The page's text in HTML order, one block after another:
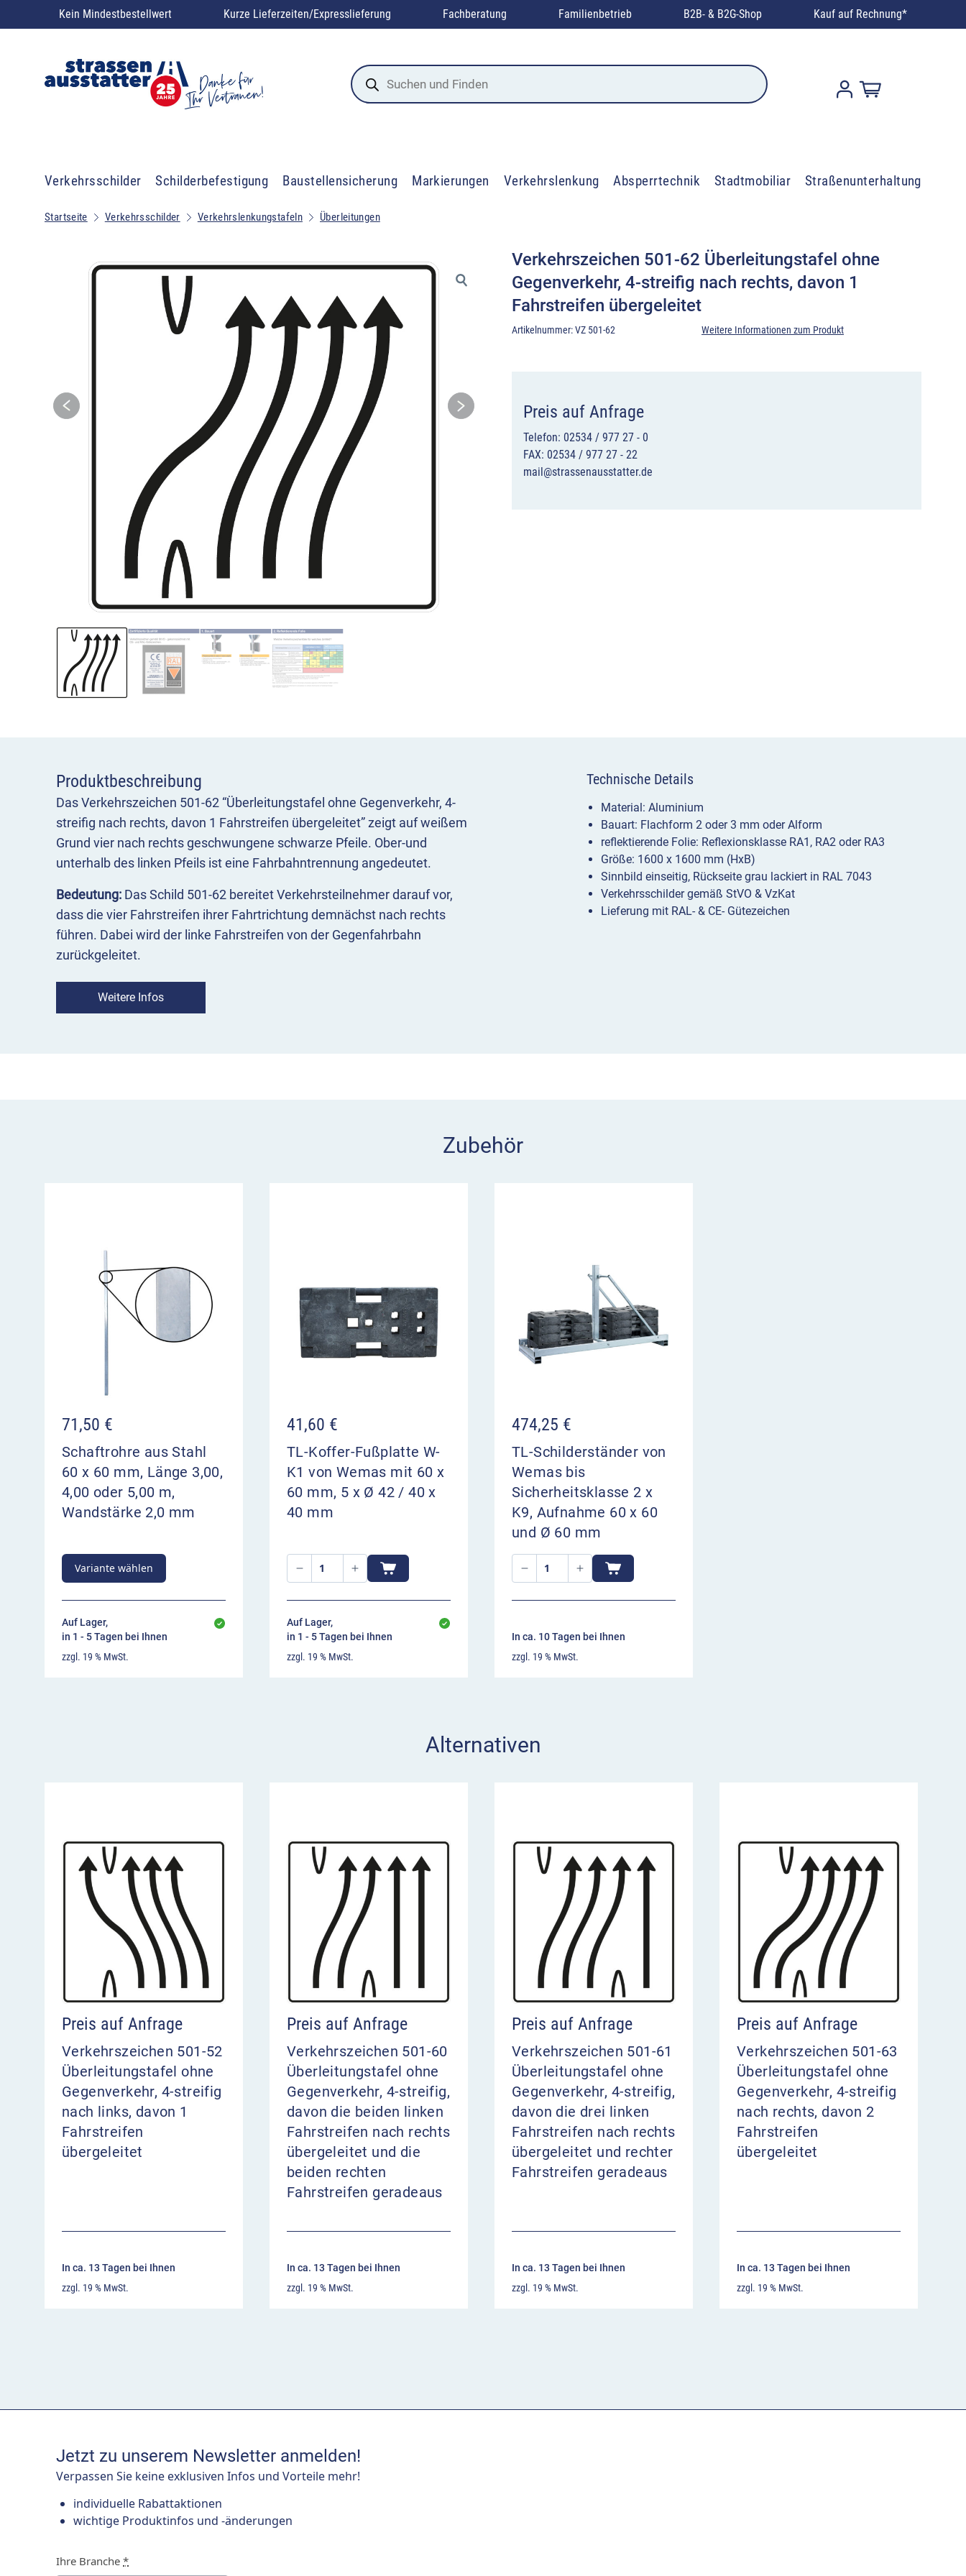
Kein Mindestbestellwert Kurze Lieferzeiten/Expresslieferung Fachberatung Familienbetrieb B2B- & B2G-Shop Kauf auf Rechnung*
Products
search
Verkehrsschilder Schilderbefestigung Baustellensicherung Markierungen Verkehrslenkung Absperrtechnik Stadtmobiliar Straßenunterhaltung
Startseite Verkehrsschilder Verkehrslenkungstafeln Überleitungen
Verkehrszeichen 501-62 Überleitungstafel ohne
Gegenverkehr, 4-streifig nach rechts, davon 1
Fahrstreifen übergeleitet
Artikelnummer:VZ 501-62 Weitere Informationen zum Produkt
Preis auf Anfrage
Telefon: 02534 / 977 27 - 0
FAX: 02534 / 977 27 - 22
mail@strassenausstatter.de
Produktbeschreibung
Das Verkehrszeichen 501-62 “Überleitungstafel ohne Gegenverkehr, 4-
streifig nach rechts, davon 1 Fahrstreifen übergeleitet” zeigt auf weißem
Grund vier nach rechts geschwungene schwarze Pfeile. Ober-und
unterhalb des linken Pfeils ist eine Fahrbahntrennung angedeutet.
Bedeutung: Das Schild 501-62 bereitet Verkehrsteilnehmer darauf vor,
dass die vier Fahrstreifen ihrer Fahrtrichtung demnächst nach rechts
führen. Dabei wird der linke Fahrstreifen von der Gegenfahrbahn
zurückgeleitet.
Einsatz:Verkehrszeichen 501-62 kommt an vierspurigen Fahrbahnen
Weitere Infos
Technische Details
Material: Aluminium
Bauart: Flachform 2 oder 3 mm oder Alform
reflektierende Folie: Reflexionsklasse RA1, RA2 oder RA3
Größe: 1600 x 1600 mm (HxB)
Sinnbild einseitig, Rückseite grau lackiert in RAL 7043
Verkehrsschilder gemäß StVO & VzKat
Lieferung mit RAL- & CE- Gütezeichen
Zubehör
71,50 €
Schaftrohre aus Stahl
60 x 60 mm, Länge 3,00,
4,00 oder 5,00 m,
Wandstärke 2,0 mm
Variante wählen
Auf Lager,
in 1 - 5 Tagen bei Ihnen
zzgl. 19 % MwSt.
41,60 €
TL-Koffer-Fußplatte W-
K1 von Wemas mit 60 x
60 mm, 5 x Ø 42 / 40 x
40 mm
Auf Lager,
in 1 - 5 Tagen bei Ihnen
zzgl. 19 % MwSt.
474,25 €
TL-Schilderständer von
Wemas bis
Sicherheitsklasse 2 x
K9, Aufnahme 60 x 60
und Ø 60 mm
In ca. 10 Tagen bei Ihnen
zzgl. 19 % MwSt.
Alternativen
Preis auf Anfrage
Verkehrszeichen 501-52
Überleitungstafel ohne
Gegenverkehr, 4-streifig
nach links, davon 1
Fahrstreifen
übergeleitet
In ca. 13 Tagen bei Ihnen
zzgl. 19 % MwSt.
Preis auf Anfrage
Verkehrszeichen 501-60
Überleitungstafel ohne
Gegenverkehr, 4-streifig,
davon die beiden linken
Fahrstreifen nach rechts
übergeleitet und die
beiden rechten
Fahrstreifen geradeaus
In ca. 13 Tagen bei Ihnen
zzgl. 19 % MwSt.
Preis auf Anfrage
Verkehrszeichen 501-61
Überleitungstafel ohne
Gegenverkehr, 4-streifig,
davon die drei linken
Fahrstreifen nach rechts
übergeleitet und rechter
Fahrstreifen geradeaus
In ca. 13 Tagen bei Ihnen
zzgl. 19 % MwSt.
Preis auf Anfrage
Verkehrszeichen 501-63
Überleitungstafel ohne
Gegenverkehr, 4-streifig
nach rechts, davon 2
Fahrstreifen
übergeleitet
In ca. 13 Tagen bei Ihnen
zzgl. 19 % MwSt.
Jetzt zu unserem Newsletter anmelden!
Verpassen Sie keine exklusiven Infos und Vorteile mehr!
individuelle Rabattaktionen
wichtige Produktinfos und -änderungen
Ihre Branche *